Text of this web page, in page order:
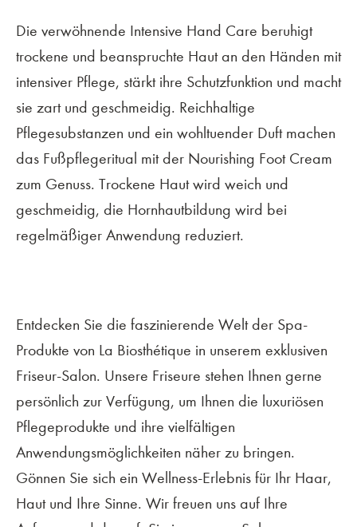
Die verwöhnende Intensive Hand Care beruhigt
trockene und beanspruchte Haut an den Händen mit
intensiver Pflege, stärkt ihre Schutzfunktion und macht
sie zart und geschmeidig. Reichhaltige
Pflegesubstanzen und ein wohltuender Duft machen
das Fußpflegeritual mit der Nourishing Foot Cream
zum Genuss. Trockene Haut wird weich und
geschmeidig, die Hornhautbildung wird bei
regelmäßiger Anwendung reduziert.
Entdecken Sie die faszinierende Welt der Spa-
Produkte von La Biosthétique in unserem exklusiven
Friseur-Salon. Unsere Friseure stehen Ihnen gerne
persönlich zur Verfügung, um Ihnen die luxuriösen
Pflegeprodukte und ihre vielfältigen
Anwendungsmöglichkeiten näher zu bringen.
Gönnen Sie sich ein Wellness-Erlebnis für Ihr Haar,
Haut und Ihre Sinne. Wir freuen uns auf Ihre